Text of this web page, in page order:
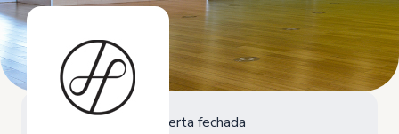
Oferta fechada